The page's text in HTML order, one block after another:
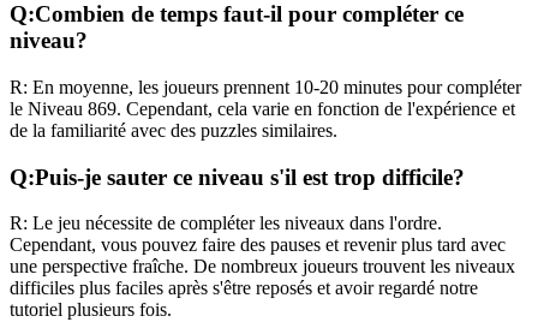
Q:Combien de temps faut-il pour compléter ce
niveau?
R: En moyenne, les joueurs prennent 10-20 minutes pour compléter
le Niveau 869. Cependant, cela varie en fonction de l'expérience et
de la familiarité avec des puzzles similaires.
Q:Puis-je sauter ce niveau s'il est trop difficile?
R: Le jeu nécessite de compléter les niveaux dans l'ordre.
Cependant, vous pouvez faire des pauses et revenir plus tard avec
une perspective fraîche. De nombreux joueurs trouvent les niveaux
difficiles plus faciles après s'être reposés et avoir regardé notre
tutoriel plusieurs fois.